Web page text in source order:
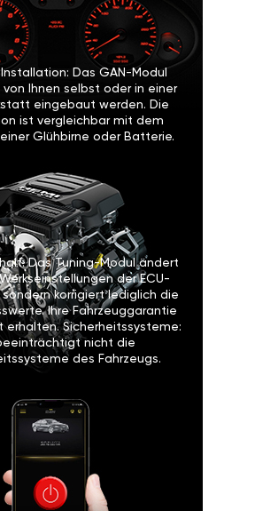
Das GAN-Modul
von Ihnen selbst oder in einer
eingebaut werden. Die
ist vergleichbar mit dem
Glühbirne oder Batterie.
Das Tuning-Modul ändert
der ECU-
sondern korrigiert lediglich die
Ihre Fahrzeuggarantie
erhalten. Sicherheitssysteme:
nicht die
des Fahrzeugs.